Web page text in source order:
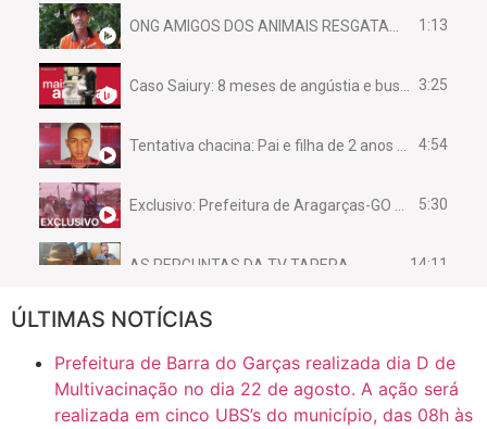
1:13
3:25
4:54
5:30
AS PERGUNTAS DA TV TAPERA 14:11
CASO SAIURY - SEM CORTES
Mini Ginásio de Aragarças- Só a bo$ta 6:31
ÚLTIMAS NOTÍCIAS
Prefeitura de Barra do Garças realizada dia D de
Multivacinação no dia 22 de agosto. A ação será
realizada em cinco UBS’s do município, das 08h às